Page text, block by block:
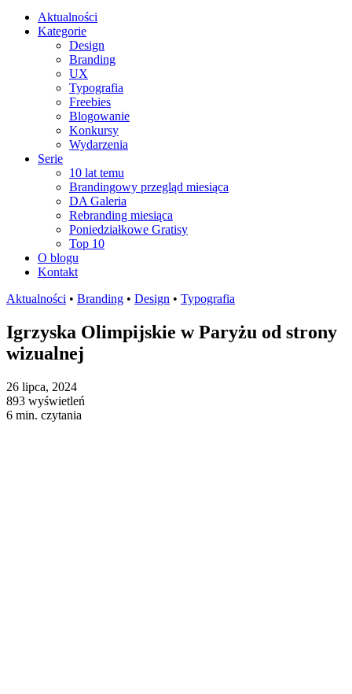
Aktualności
Kategorie
Design
Branding
UX
Typografia
Freebies
Blogowanie
Konkursy
Wydarzenia
Serie
10 lat temu
Brandingowy przegląd miesiąca
DA Galeria
Rebranding miesiąca
Poniedziałkowe Gratisy
Top 10
O blogu
Kontakt
Aktualności • Branding • Design • Typografia
Igrzyska Olimpijskie w Paryżu od strony
wizualnej
26 lipca, 2024
893 wyświetleń
6 min. czytania